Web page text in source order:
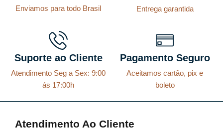
Enviamos para todo Brasil Entrega garantida
Suporte ao Cliente
Atendimento Seg a Sex: 9:00
ás 17:00h
Pagamento Seguro
Aceitamos cartão, pix e
boleto
Atendimento Ao Cliente